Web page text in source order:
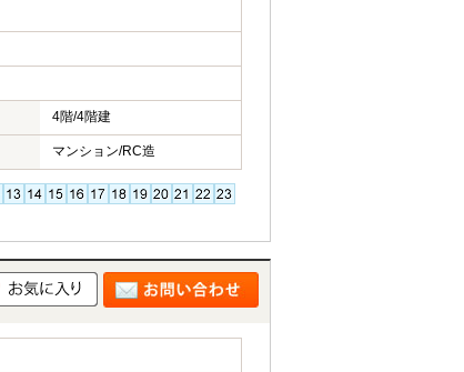
4階/4階建
マンション/RC造